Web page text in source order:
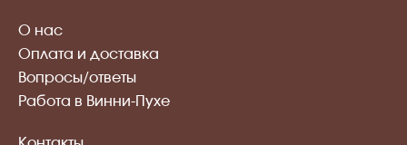
О нас
Оплата и доставка
Вопросы/ответы
Работа в Винни-Пухе